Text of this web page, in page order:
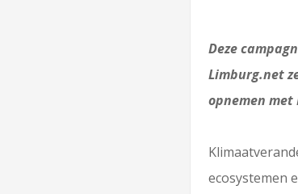
Deze
Limburg.net
opnemen met
ecosystemen